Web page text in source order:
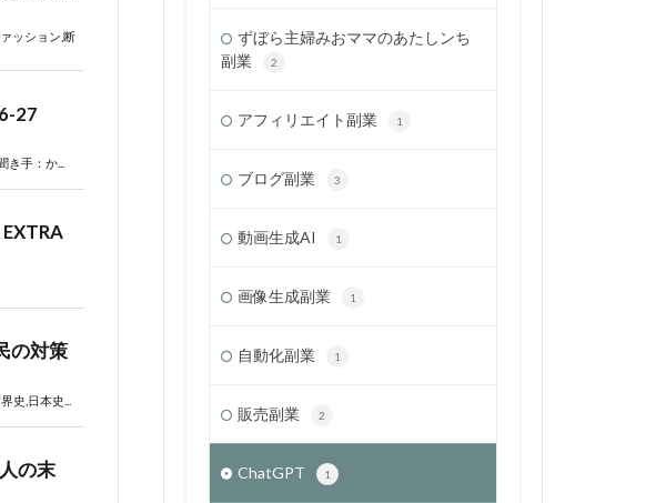
ずぼら主婦みおママのあたしンち
副業
2
アフィリエイト副業 1
ブログ副業 3
動画生成AI 1
画像生成副業 1
自動化副業 1
販売副業 2
ChatGPT 1